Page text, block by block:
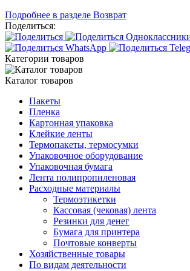
Подробнее в разделе Возврат
Поделиться:
Категории товаров
Каталог товаров
Пакеты
Пленка
Картонная упаковка
Клейкие ленты
Термопакеты, термосумки
Упаковочное оборудование
Упаковочная бумага
Лента полипропиленовая
Расходные материалы
Термоэтикетки
Кассовая (чековая) лента
Резинки для денег
Бумага для принтера
Почтовые конверты
Хозяйственные товары
По видам деятельности